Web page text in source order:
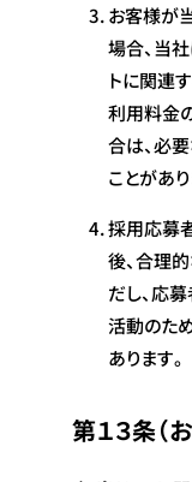
お客様が
場合、当
トに関連
利用料金
合は、必
ことがあり
採用応募
後、合理
だし、応
活動のた
あります。
第１３条（